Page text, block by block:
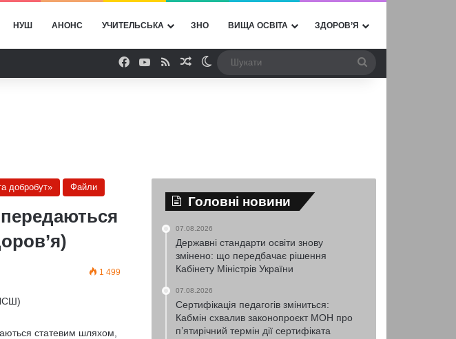
НУШ АНОНС УЧИТЕЛЬСЬКА ЗНО ВИЩА ОСВІТА ЗДОРОВ’Я
Facebook
YouTube
RSSВипадкова стаття
Switch skin
добробут» Файли
1 499
статевим шляхом,
Головні новини
07.08.2026
Державні стандарти освіти знову
змінено: що передбачає рішення
Кабінету Міністрів України
07.08.2026
Сертифікація педагогів зміниться:
Кабмін схвалив законопроєкт МОН про
п’ятирічний термін дії сертифіката